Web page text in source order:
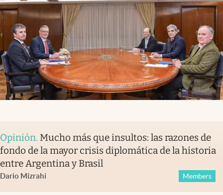
Opinión. Mucho más que insultos: las razones de
fondo de la mayor crisis diplomática de la historia
entre Argentina y Brasil
Dario Mizrahi Members